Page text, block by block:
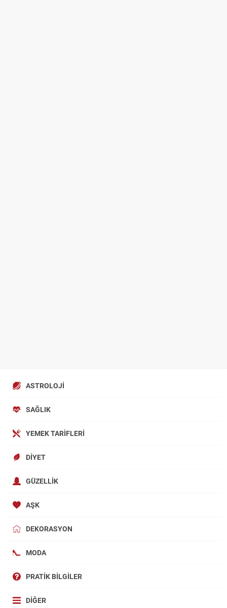
ASTROLOJI
SAĞLIK
YEMEK TARIFLERI
DIYET
GÜZELLIK
AŞK
DEKORASYON
MODA
PRATIK BILGILER
DIĞER